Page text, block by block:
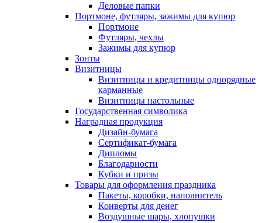
Деловые папки
Портмоне, футляры, зажимы для купюр
Портмоне
Футляры, чехлы
Зажимы для купюр
Зонты
Визитницы
Визитницы и кредитницы однорядные
карманные
Визитницы настольные
Государственная символика
Наградная продукция
Дизайн-бумага
Сертификат-бумага
Дипломы
Благодарности
Кубки и призы
Товары для оформления праздника
Пакеты, коробки, наполнитель
Конверты для денег
Воздушные шары, хлопушки